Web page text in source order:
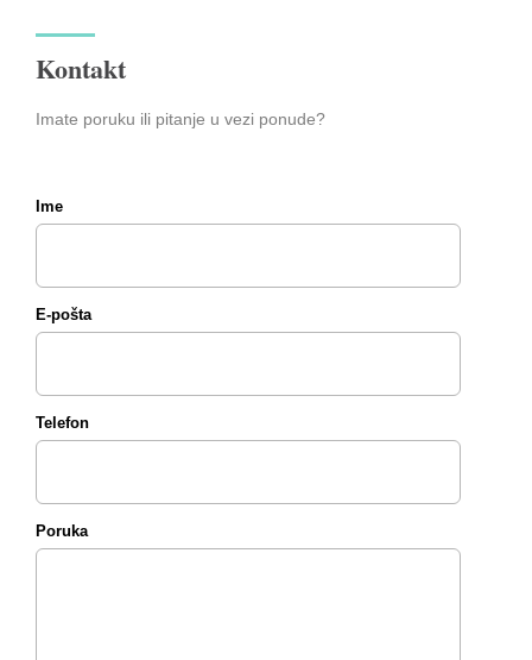
Kontakt
Imate poruku ili pitanje u vezi ponude?
Ime
E-pošta
Telefon
Poruka